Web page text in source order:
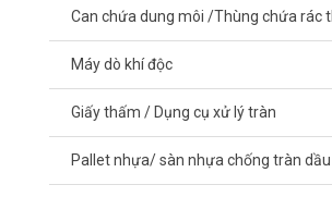
Can chứa dung môi /Thùng chứa rác
Máy dò khí độc
Giấy thấm / Dụng cụ xử lý tràn
Pallet nhựa/ sàn nhựa chống tràn dầu